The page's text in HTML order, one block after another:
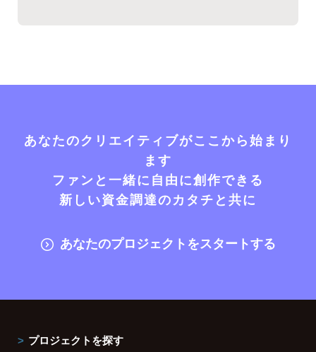
あなたのクリエイティブがここから始まり
ます
ファンと一緒に自由に創作できる
新しい資金調達のカタチと共に
あなたのプロジェクトをスタートする
プロジェクトを探す